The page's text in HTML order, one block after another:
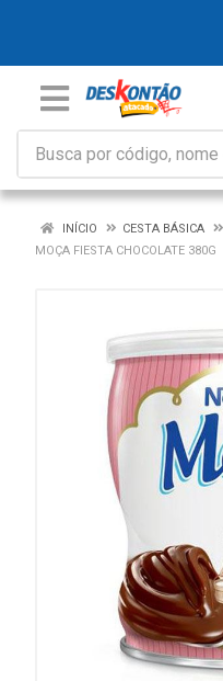
INÍCIO CESTA BÁSICA
MOÇA FIESTA CHOCOLATE 380G